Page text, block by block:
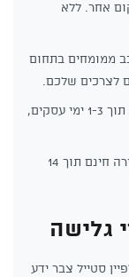
אחר. ללא
ממומחים בתחום
לצרכים שלכם.
– הזמנות נשלחות תוך 1-3 ימי עסקים,
– לא מרוצים? החזרה חינם תוך 14
גלישה
סטייל צבר ידע